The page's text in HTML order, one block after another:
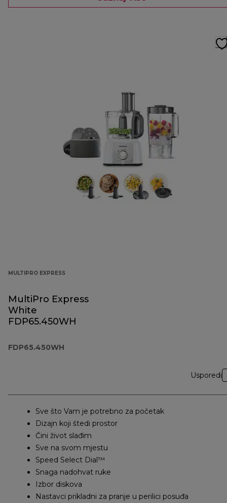
MULTIPRO EXPRESS
MultiPro Express
White
FDP65.450WH
FDP65.450WH
Usporedi
Sve što Vam je potrebno za početak
Dizajn koji štedi prostor
Čini život slađim
Sve na svom mjestu
Speed Select Dial™
Snaga nadohvat ruke
Izbor diskova
Nastavci prikladni za pranje u perilici posuđa